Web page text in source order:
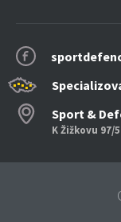
Sport &
K Žižkovu 97/